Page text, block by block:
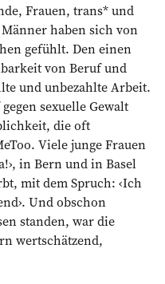
Frauen, trans* und
haben sich von
gefühlt. Den einen
von Beruf und
und unbezahlte Arbeit.
sexuelle Gewalt
die oft
Viele junge Frauen
in Bern und in Basel
mit dem Spruch: ‹Ich
Und obschon
standen, war die
wertschätzend,